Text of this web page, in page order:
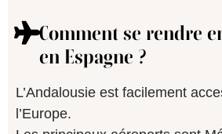
Comment se rendre
en Espagne ?
L’Andalousie est facilement
l’Europe.